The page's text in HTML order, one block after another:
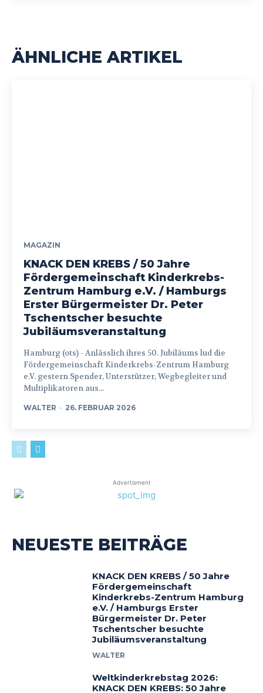
ÄHNLICHE ARTIKEL
MAGAZIN
KNACK DEN KREBS / 50 Jahre
Fördergemeinschaft Kinderkrebs-
Zentrum Hamburg e.V. / Hamburgs
Erster Bürgermeister Dr. Peter
Tschentscher besuchte
Jubiläumsveranstaltung
Hamburg (ots) - Anlässlich ihres 50. Jubiläums lud die
Fördergemeinschaft Kinderkrebs-Zentrum Hamburg
e.V. gestern Spender, Unterstützer, Wegbegleiter und
Multiplikatoren aus...
WALTER - 26. FEBRUAR 2026
Advertisment
NEUESTE BEITRÄGE
KNACK DEN KREBS / 50 Jahre
Fördergemeinschaft
Kinderkrebs-Zentrum Hamburg
e.V. / Hamburgs Erster
Bürgermeister Dr. Peter
Tschentscher besuchte
Jubiläumsveranstaltung
WALTER
Weltkinderkrebstag 2026:
KNACK DEN KREBS: 50 Jahre